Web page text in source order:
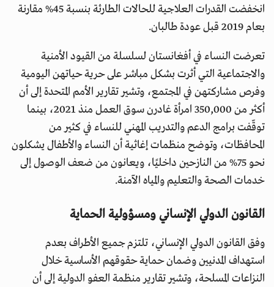
انخفضت القدرات العلاجية للحالات الطارئة بنسبة 45% مقارنة
بعام 2019 قبل عودة طالبان.
تعرضت النساء في أفغانستان لسلسلة من القيود الأمنية
والاجتماعية التي أثرت بشكل مباشر على حرية حياتهن اليومية
وفرص مشاركتهن في المجتمع، وتشير تقارير الأمم المتحدة إلى أن
أكثر من 350,000 امرأة غادرن سوق العمل منذ 2021، بينما
توقّفت برامج الدعم والتدريب المهني للنساء في كثير من
المحافظات، وتوضح منظمات إغاثية أن النساء والأطفال يشكلون
نحو 75% من النازحين داخليًا، ويعانون من ضعف الوصول إلى
خدمات الصحة والتعليم والمياه الآمنة.
القانون الدولي الإنساني ومسؤولية الحماية
وفق القانون الدولي الإنساني، تلتزم جميع الأطراف بعدم
استهداف المدنيين وضمان حماية حقوقهم الأساسية خلال
النزاعات المسلحة، وتشير تقارير منظمة العفو الدولية إلى أن